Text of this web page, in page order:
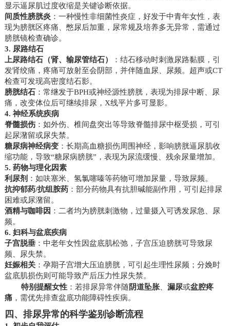
显示逼尿肌过度收缩是关键诊断依据。
间质性膀胱炎：一种慢性非细菌性炎症，好发于中青年女性，表
现为膀胱区疼痛、憋尿后加重，尿常规及培养多无异常，需通过
膀胱镜检查确诊。
3. 尿路结石
上尿路结石（肾、输尿管结石）
：结石移动时刺激尿路黏膜，引
发肾绞痛，疼痛可放射至会阴部，并伴随血尿、尿频。超声或CT
检查可发现高密度结石影。
膀胱结石：常继发于BPH或神经源性膀胱，表现为排尿中断、尿
痛，改变体位后可继续排尿，X线平片多可显影。
4. 神经系统疾病
脊髓损伤：如外伤、椎间盘突出等导致脊髓排尿中枢受损，可引
起尿潴留或尿失禁。
糖尿病神经病变：长期高血糖损伤周围神经，影响膀胱逼尿肌收
缩功能，导致“糖尿病膀胱”，表现为尿流缓慢、残余尿量增加。
5. 药物与理化因素
利尿剂 ：如呋塞米、氢氯噻嗪等药物可增加尿量，导致尿频。
抗抑郁药/抗组胺药：部分药物具有抗胆碱能副作用，可引起排尿
困难或尿潴留。
酒精与咖啡因 ：二者均为膀胱刺激物，过量摄入可诱发尿急、尿
频。
6. 妇科与盆底疾病
子宫脱垂：中老年女性因盆底肌松弛，子宫压迫膀胱可导致尿
频、尿失禁。
妊娠相关：孕期子宫增大压迫膀胱，可引起生理性尿频；分娩时
盆底肌损伤则可能导致产后压力性尿失禁。
特别提醒女性：若排尿异常伴随阴道坠胀、 漏尿或盆腔疼
痛，需优先排查盆底功能障碍性疾病。
四、排尿异常的科学鉴别诊断流程